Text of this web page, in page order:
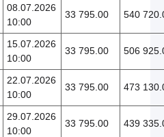
08.07.2026
10:00
33 795.00 540
15.07.2026
10:00
33 795.00 506
22.07.2026
10:00
33 795.00 473
29.07.2026
10:00
33 795.00 439